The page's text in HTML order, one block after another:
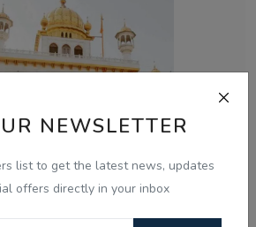
NEWSLETTER
list to get the latest news, updates
offers directly in your inbox